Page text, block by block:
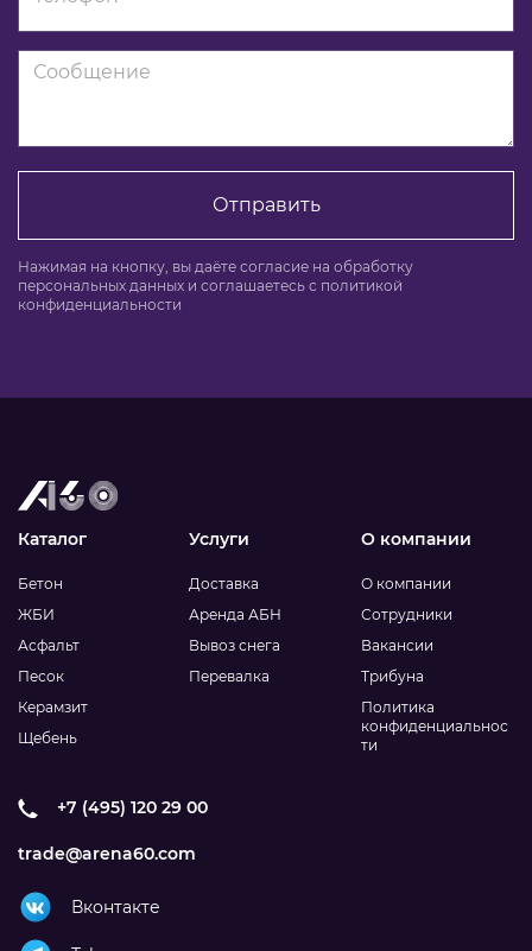
Отправить
Нажимая на кнопку, вы даёте согласие на обработку
персональных данных и соглашаетесь c политикой
конфиденциальности
Каталог
Бетон
ЖБИ
Асфальт
Песок
Керамзит
Щебень
Услуги
Доставка
Аренда АБН
Вывоз снега
Перевалка
О компании
О компании
Сотрудники
Вакансии
Трибуна
Политика
конфиденциальнос
ти
+7 (495) 120 29 00
trade@arena60.com
Вконтакте